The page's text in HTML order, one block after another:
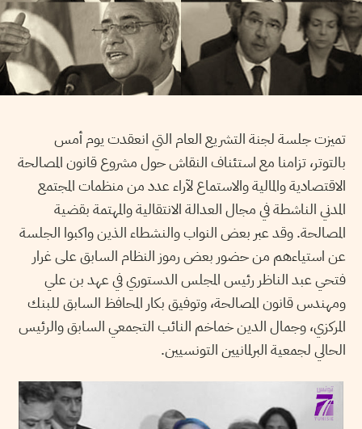
تميزت جلسة لجنة التشريع العام التي انعقدت يوم أمس
بالتوتر، تزامنا مع استئناف النقاش حول مشروع قانون المصالحة
الاقتصادية والمالية والاستماع لآراء عدد من منظمات المجتمع
المدني الناشطة في مجال العدالة الانتقالية والمهتمة بقضية
المصالحة. وقد عبر بعض النواب والنشطاء الذين واكبوا الجلسة
عن استياءهم من حضور بعض رموز النظام السابق على غرار
فتحي عبد الناظر رئيس المجلس الدستوري في عهد بن علي
ومهندس قانون المصالحة، وتوفيق بكار المحافظ السابق للبنك
المركزي، وجمال الدين خماخم النائب التجمعي السابق والرئيس
الحالي لجمعية البرلمانيين التونسيين.